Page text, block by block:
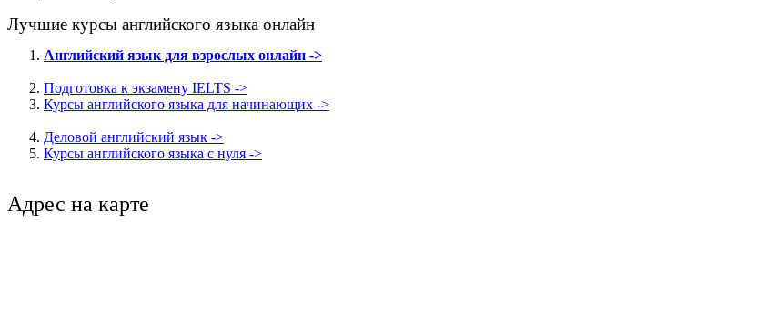
Лучшие курсы английского языка онлайн
Английский язык для взрослых онлайн ->
Подготовка к экзамену IELTS ->
Курсы английского языка для начинающих ->
Деловой английский язык ->
Курсы английского языка с нуля ->
Адрес на карте